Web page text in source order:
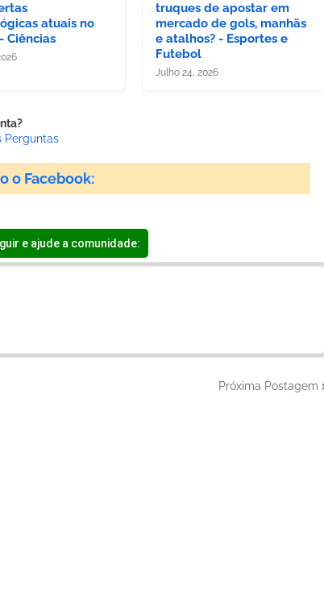
atuais no
Ciências
truques de apostar em
mercado de gols, manhãs
e atalhos? - Esportes e
Futebol
Julho 24, 2026
Perguntas
o Facebook:
e ajude a comunidade:
Próxima Postagem